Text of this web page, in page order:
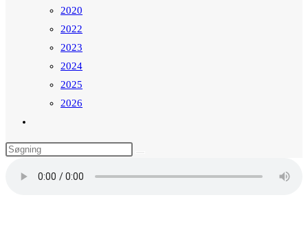
2020
2022
2023
2024
2025
2026
search